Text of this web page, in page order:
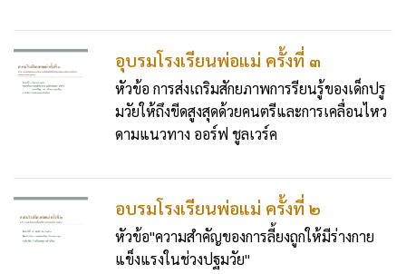
อุบรมโรงเรียนพ่อแม่ ครั้งที่ ๓
หัวข้อ การส่งเถริมสักยภาพการรียนรู้ของเด็กปรู
มวัยให้ถึงขีดสูงสุดด้วยคนตรีและการเคลื่อนไหว
ดามแนวทาง ออร์ฟ ชูลเวร์ค
อบรมโรงเรียนพ่อแม่ ครั้งที่ ๒
หัวข้อ"ความสำคัญของการลี้ยงถูกให้มีร่างกาย
แข็งแรงในช่วงปฐมวัย"